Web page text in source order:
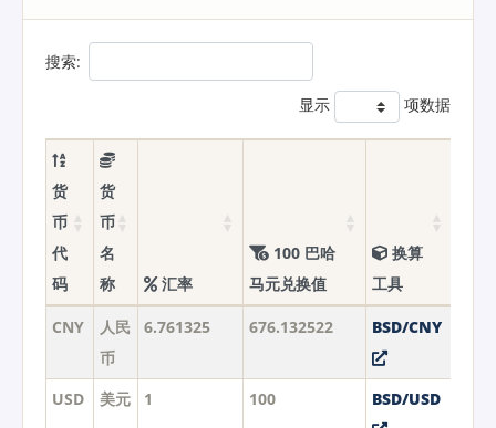
搜索:
显示 项数据
货
币
代
码
货
币
名
称
汇率
100 巴哈
马元兑换值
换算
工具
CNY
人民
币
6.761325 676.132522 BSD/CNY
USD 美元 1 100 BSD/USD